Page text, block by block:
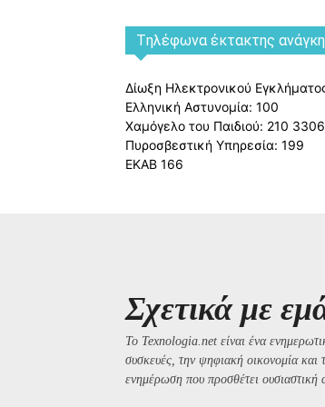
Tηλέφωνα έκτακτης
Δίωξη Ηλεκτρονικού
Ελληνική Αστυνομία: 100
Χαμόγελο του Παιδιού: 210
Πυροσβεστική Υπηρεσία: 199
ΕΚΑΒ 166
Σχετικά με
Το Texnologia.net είναι ένα
συσκευές, την ψηφιακή οικονομία και
ενημέρωση που προσθέτει ουσιαστική